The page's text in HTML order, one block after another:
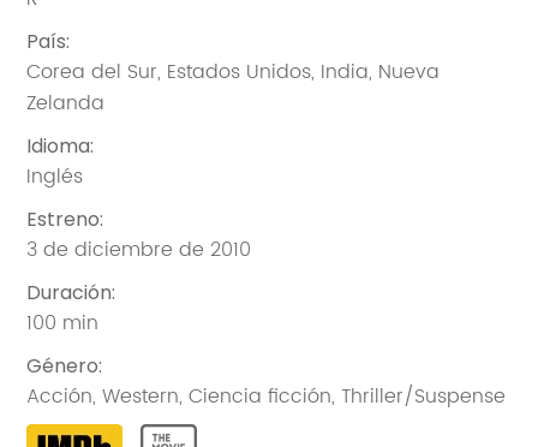
País:
Corea del Sur, Estados Unidos, India, Nueva
Zelanda
Idioma:
Inglés
Estreno:
3 de diciembre de 2010
Duración:
100 min
Género:
Acción,Western,Ciencia ficción,Thriller/Suspense